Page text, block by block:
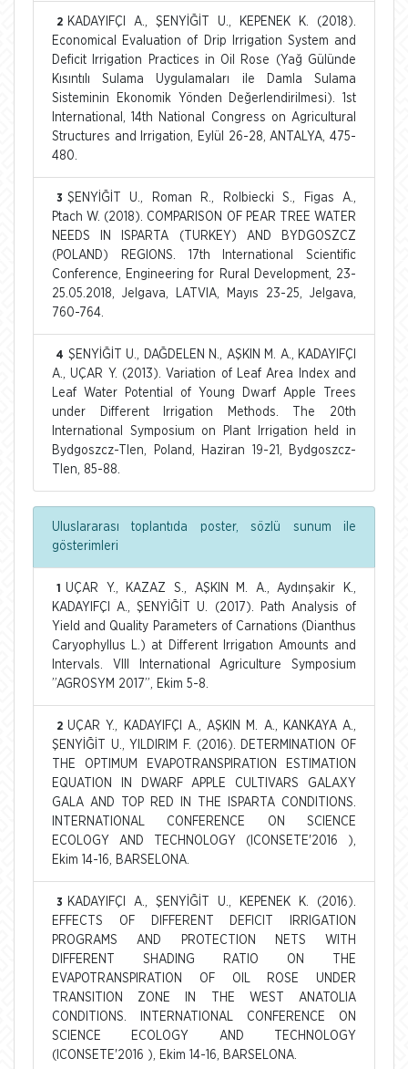
2 KADAYIFÇI A., ŞENYİĞİT U., KEPENEK K. (2018).
Economical Evaluation of Drip Irrigation System and
Deficit Irrigation Practices in Oil Rose (Yağ Gülünde
Kısıntılı Sulama Uygulamaları ile Damla Sulama
Sisteminin Ekonomik Yönden Değerlendirilmesi). 1st
International, 14th National Congress on Agricultural
Structures and Irrigation, Eylül 26-28, ANTALYA, 475-
480.
3 ŞENYİĞİT U., Roman R., Rolbiecki S., Figas A.,
Ptach W. (2018). COMPARISON OF PEAR TREE WATER
NEEDS IN ISPARTA (TURKEY) AND BYDGOSZCZ
(POLAND) REGIONS. 17th International Scientific
Conference, Engineering for Rural Development, 23-
25.05.2018, Jelgava, LATVIA, Mayıs 23-25, Jelgava,
760-764.
4 ŞENYİĞİT U., DAĞDELEN N., AŞKIN M. A., KADAYIFÇI
A., UÇAR Y. (2013). Variation of Leaf Area Index and
Leaf Water Potential of Young Dwarf Apple Trees
under Different Irrigation Methods. The 20th
International Symposium on Plant Irrigation held in
Bydgoszcz-Tlen, Poland, Haziran 19-21, Bydgoszcz-
Tlen, 85-88.
Uluslararası toplantıda poster, sözlü sunum ile
gösterimleri
1
UÇAR Y., KAZAZ S., AŞKIN M. A., Aydınşakir K.,
KADAYIFÇI A., ŞENYİĞİT U. (2017). Path Analysis of
Yield and Quality Parameters of Carnations (Dianthus
Caryophyllus L.) at Different Irrigatıon Amounts and
Intervals. VIII International Agriculture Symposium
”AGROSYM 2017”, Ekim 5-8.
2 UÇAR Y., KADAYIFÇI A., AŞKIN M. A., KANKAYA A.,
ŞENYİĞİT U., YILDIRIM F. (2016). DETERMINATION OF
THE OPTIMUM EVAPOTRANSPIRATION ESTIMATION
EQUATION IN DWARF APPLE CULTIVARS GALAXY
GALA AND TOP RED IN THE ISPARTA CONDITIONS.
INTERNATIONAL CONFERENCE ON SCIENCE
ECOLOGY AND TECHNOLOGY (ICONSETE'2016 ),
Ekim 14-16, BARSELONA.
3
KADAYIFÇI A., ŞENYİĞİT U., KEPENEK K. (2016).
EFFECTS OF DIFFERENT DEFICIT IRRIGATION
PROGRAMS AND PROTECTION NETS WITH
DIFFERENT SHADING RATIO ON THE
EVAPOTRANSPIRATION OF OIL ROSE UNDER
TRANSITION ZONE IN THE WEST ANATOLIA
CONDITIONS. INTERNATIONAL CONFERENCE ON
SCIENCE ECOLOGY AND TECHNOLOGY
(ICONSETE'2016 ), Ekim 14-16, BARSELONA.